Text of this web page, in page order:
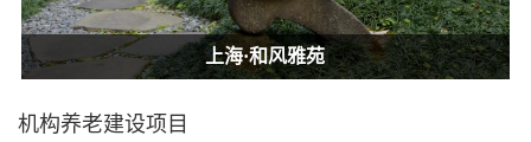
上海·和风雅苑
上海·和风雅苑
上海·和风雅苑
机构养老建设项目